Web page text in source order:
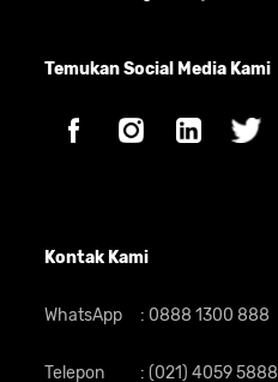
Temukan Social Media Kami
Kontak Kami
WhatsApp : 0888 1300 888
Telepon : (021) 4059 5888